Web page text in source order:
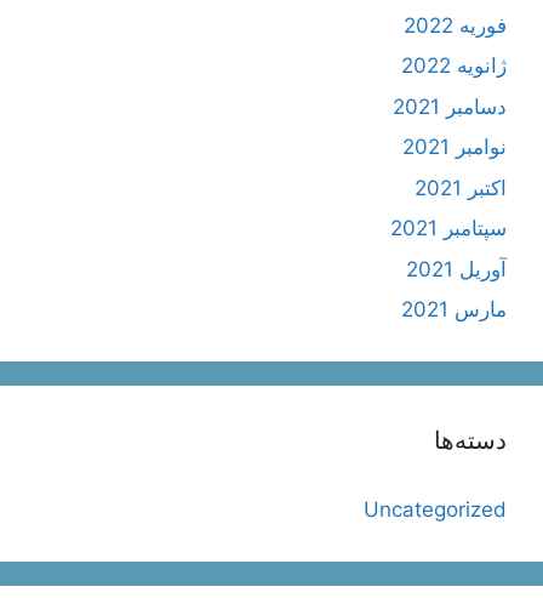
فوریه 2022
ژانویه 2022
دسامبر 2021
نوامبر 2021
اکتبر 2021
سپتامبر 2021
آوریل 2021
مارس 2021
دسته‌ها
Uncategorized